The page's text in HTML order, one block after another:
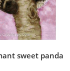
sweet panda